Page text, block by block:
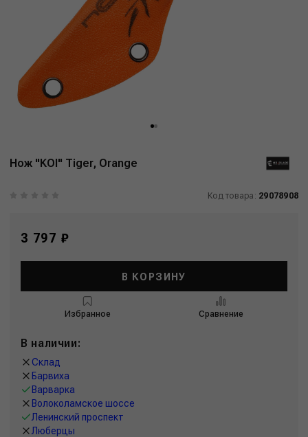
Нож "KOI" Tiger, Orange
Код товара: 29078908
3 797 ₽
В КОРЗИНУ
Избранное Сравнение
В наличии:
Склад
Барвиха
Варварка
Волоколамское шоссе
Ленинский проспект
Люберцы